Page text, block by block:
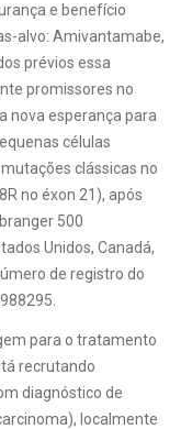
e benefício
alvo: Amivantamabe,
prévios essa
promissores no
nova esperança para
células
clássicas no
no éxon 21), após
500
Unidos, Canadá,
de registro do
para o tratamento
recrutando
diagnóstico de
localmente